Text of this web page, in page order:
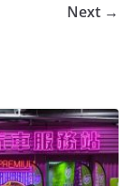
Next →